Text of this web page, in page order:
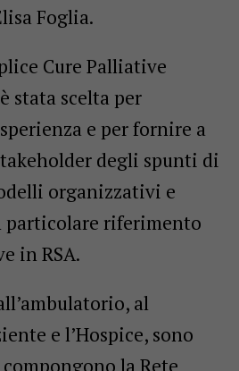
Foglia.
Cure Palliative
stata scelta per
e per fornire a
degli spunti di
organizzativi e
particolare riferimento
in RSA.
al
e l’Hospice, sono
la Rete